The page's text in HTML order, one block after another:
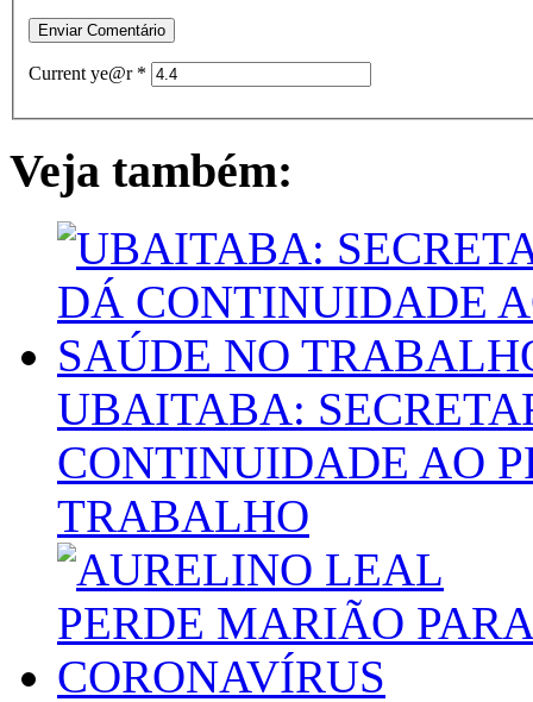
Current ye@r *
Veja também:
UBAITABA:
CONTINUIDADE AO
TRABALHO